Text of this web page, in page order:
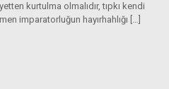
kurtulma olmalıdır, tıpkı kendi
imparatorluğun hayırhahlığı […]